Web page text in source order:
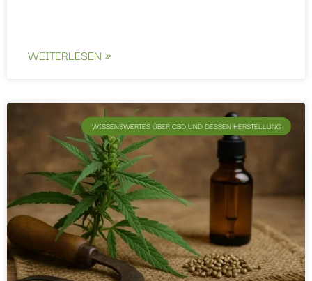
WEITERLESEN »
WISSENSWERTES ÜBER CBD UND DESSEN HERSTELLUNG